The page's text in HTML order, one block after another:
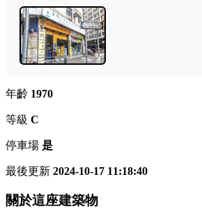
年齡 1970
等級 C
停車場 是
最後更新 2024-10-17 11:18:40
關於這座建築物